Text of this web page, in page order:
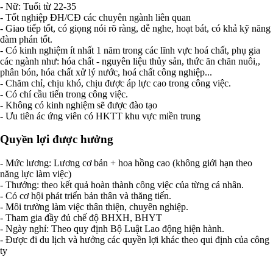
- Nữ: Tuổi từ 22-35
- Tốt nghiệp ĐH/CĐ các chuyên ngành liên quan
- Giao tiếp tốt, có giọng nói rõ ràng, dễ nghe, hoạt bát, có khả kỹ năng
đàm phán tốt.
- Có kinh nghiệm ít nhất 1 năm trong các lĩnh vực hoá chất, phụ gia
các ngành như: hóa chất - nguyên liệu thủy sản, thức ăn chăn nuôi,,
phân bón, hóa chất xử lý nước, hoá chất công nghiệp...
- Chăm chỉ, chịu khó, chịu được áp lực cao trong công việc.
- Có chí cầu tiến trong công việc.
- Không có kinh nghiệm sẽ được đào tạo
- Ưu tiên ác ứng viên có HKTT khu vực miền trung
Quyền lợi được hưởng
- Mức lương: Lương cơ bản + hoa hồng cao (không giới hạn theo
năng lực làm việc)
- Thưởng: theo kết quả hoàn thành công việc của từng cá nhân.
- Có cơ hội phát triển bản thân và thăng tiến.
- Môi trường làm việc thân thiện, chuyên nghiệp.
- Tham gia đầy đủ chế độ BHXH, BHYT
- Ngày nghỉ: Theo quy định Bộ Luật Lao động hiện hành.
- Được đi du lịch và hưởng các quyền lợi khác theo qui định của công
ty